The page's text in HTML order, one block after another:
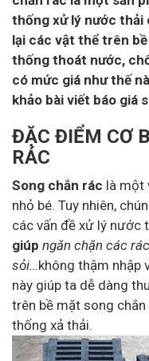
thống xử lý nước thải
lại các vật thể trên
thống thoát nước,
có mức giá như thế
khảo bài viết báo giá
ĐẶC ĐIỂM CƠ
RÁC
Song chắn rác là một
nhỏ bé. Tuy nhiên,
các vấn đề xử lý nước
giúp ngăn chặn các
sỏi…không thậm nhập
này giúp ta dễ dàng
trên bề mặt song
thống xả thải.